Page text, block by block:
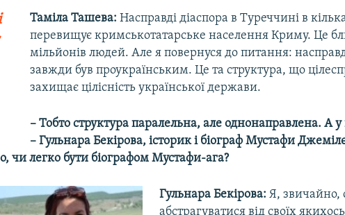
Таміла Ташева: Насправді діаспора в Туреччині в
перевищує кримськотатарське населення Криму. Це
мільйонів людей. Але я повернуся до питання:
завжди був проукраїнським. Це та структура, що
захищає цілісність української держави.
– Тобто структура паралельна, але однонаправлена. А у
– Гульнара Бекірова, історик і біограф Мустафи
чи легко бути біографом Мустафи-ага?
Гульнара Бекірова: Я, звичайно,
абстрагуватися від своїх